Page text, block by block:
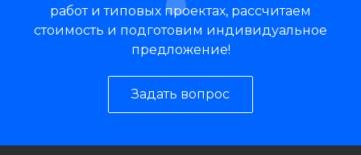
работ и типовых проектах, рассчитаем
стоимость и подготовим индивидуальное
предложение!
Задать вопрос